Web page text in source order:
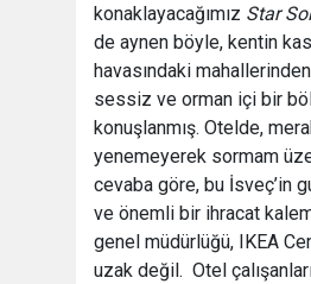
konaklayacağımız Star
de aynen böyle, kentin
havasındaki
sessiz ve orman içi bir
konuşlanmış. Otelde,
yenemeyerek sormam
cevaba göre, bu İsveç’in
ve önemli bir ihracat
genel müdürlüğü, IKEA
uzak değil. Otel